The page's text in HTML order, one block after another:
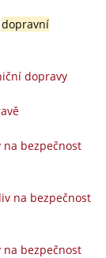
dopravní
dopravy
bezpečnost
na bezpečnost
bezpečnost